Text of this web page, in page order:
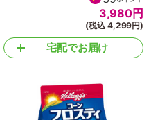
3,980円
(税込 4,299円)
宅配でお届け